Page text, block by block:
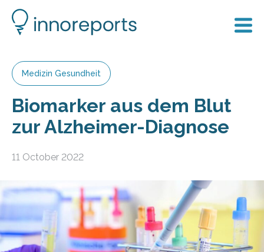
Medizin Gesundheit
Biomarker aus dem Blut
zur Alzheimer-Diagnose
11 October 2022